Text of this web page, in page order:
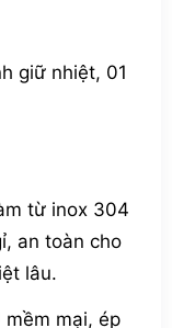
giữ nhiệt, 01
từ inox 304
an toàn cho
lâu.
mềm mại, ép